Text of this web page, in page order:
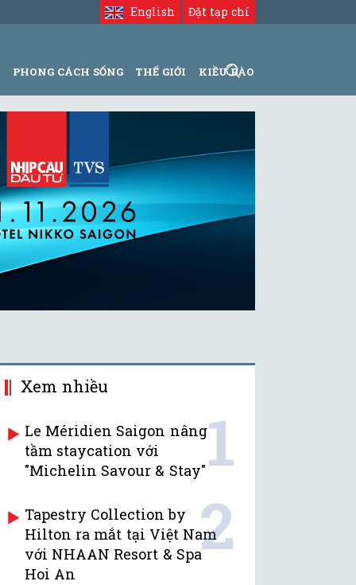
Đặt tạp chí
English
PHONG CÁCH SỐNG THẾ GIỚI KIỀU BÀO
Xem nhiều
Le Méridien Saigon nâng
tầm staycation với
"Michelin Savour & Stay"1
Tapestry Collection by
Hilton ra mắt tại Việt Nam
với NHAAN Resort & Spa
Hoi An
2